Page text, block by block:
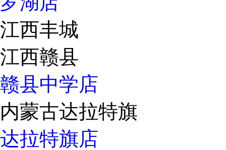
江西丰城
江西赣县
赣县中学店
内蒙古达拉特旗
达拉特旗店